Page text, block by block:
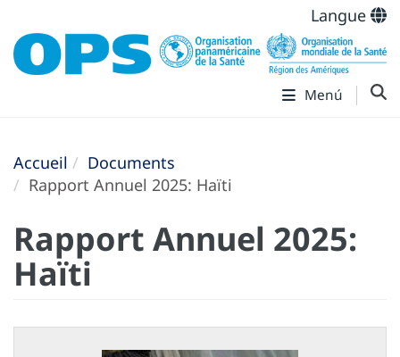
Langue
Menú
Accueil
Documents
Rapport Annuel 2025: Haïti
Rapport Annuel 2025:
Haïti